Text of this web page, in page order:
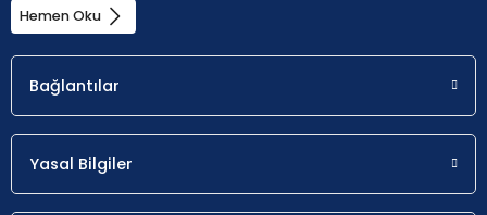
Hemen Oku
Bağlantılar
Yasal Bilgiler